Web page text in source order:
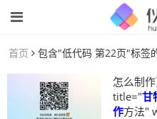
首页 包含"低代码 第22页"标签
怎么制作
title="甘
作方法"